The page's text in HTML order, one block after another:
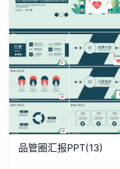
品管圈汇报PPT(13)